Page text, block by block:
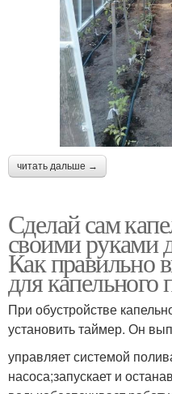
читать дальше →
Сделай сам
своими руками
Как правильно
для капельного
При обустройстве
установить таймер. Он
управляет системой
насоса;запускает и